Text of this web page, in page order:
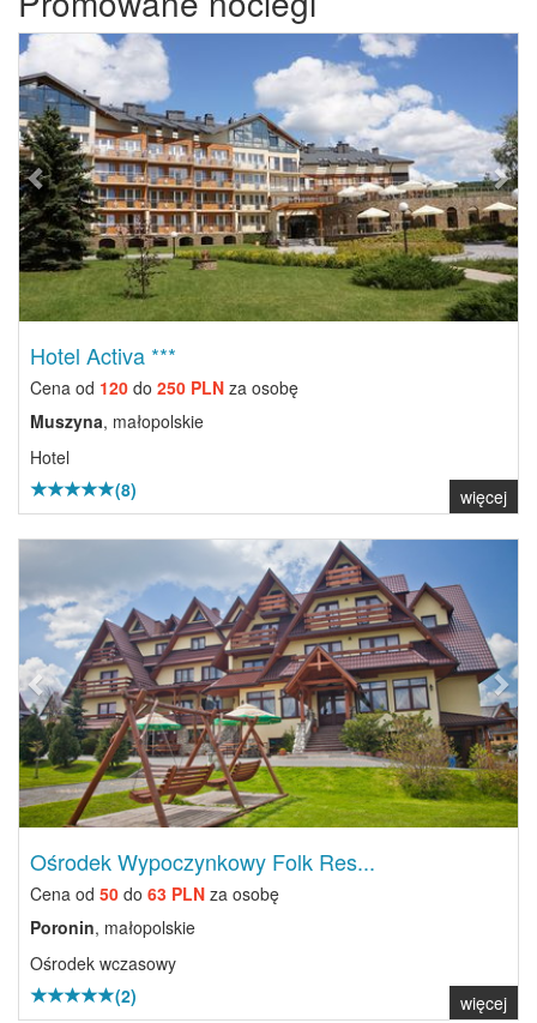
Previous Next
Hotel Activa ***
Cena od 120 do 250 PLN za osobę
Muszyna, małopolskie
Hotel
(8)
więcej
Ośrodek Wypoczynkowy Folk Res...
Cena od 50 do 63 PLN za osobę
Poronin, małopolskie
Ośrodek wczasowy
(2)
więcej